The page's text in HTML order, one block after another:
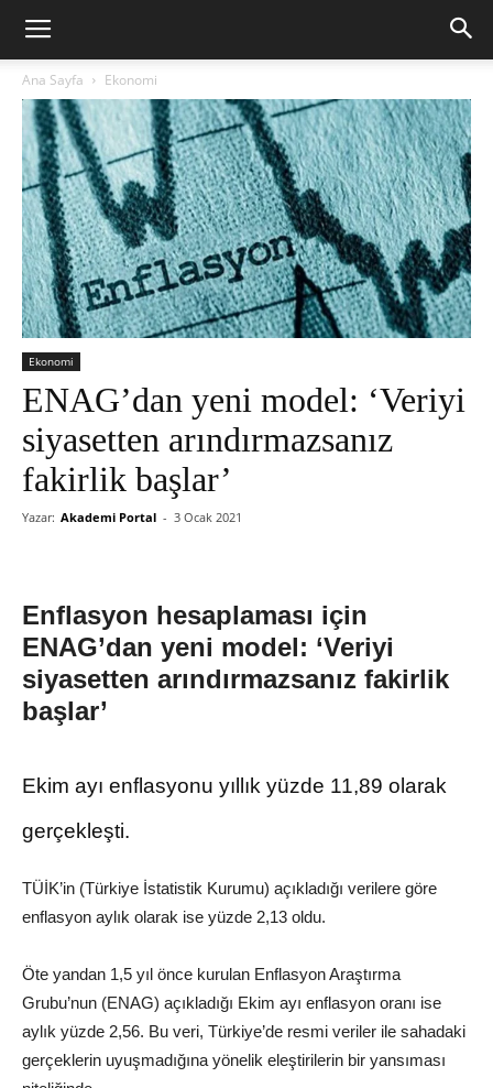
Ana Sayfa Ekonomi
Ekonomi
ENAG’dan yeni model: ‘Veriyi
siyasetten arındırmazsanız
fakirlik başlar’
Yazar: Akademi Portal - 3 Ocak 2021
Enflasyon hesaplaması için
ENAG’dan yeni model: ‘Veriyi
siyasetten arındırmazsanız fakirlik
başlar’
Ekim ayı enflasyonu yıllık yüzde 11,89 olarak
gerçekleşti.
TÜİK’in (Türkiye İstatistik Kurumu) açıkladığı verilere göre
enflasyon aylık olarak ise yüzde 2,13 oldu.
Öte yandan 1,5 yıl önce kurulan Enflasyon Araştırma
Grubu’nun (ENAG) açıkladığı Ekim ayı enflasyon oranı ise
aylık yüzde 2,56. Bu veri, Türkiye’de resmi veriler ile sahadaki
gerçeklerin uyuşmadığına yönelik eleştirilerin bir yansıması